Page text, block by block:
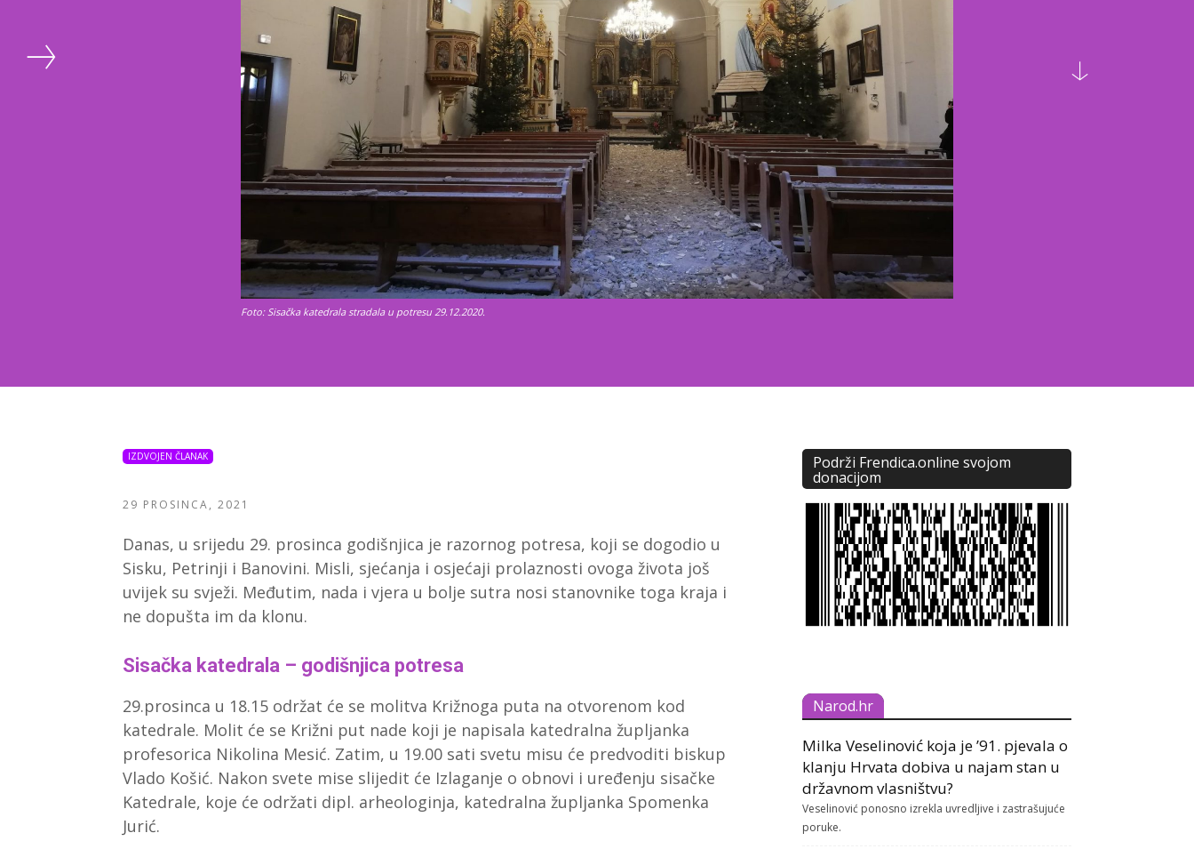
Foto: Sisačka katedrala stradala u potresu 29.12.2020.
IZDVOJEN ČLANAK
29 PROSINCA, 2021
Danas, u srijedu 29. prosinca godišnjica je razornog potresa, koji se dogodio u
Sisku, Petrinji i Banovini. Misli, sjećanja i osjećaji prolaznosti ovoga života još
uvijek su svježi. Međutim, nada i vjera u bolje sutra nosi stanovnike toga kraja i
ne dopušta im da klonu.
Sisačka katedrala – godišnjica potresa
29.prosinca u 18.15 održat će se molitva Križnoga puta na otvorenom kod
katedrale. Molit će se Križni put nade koji je napisala katedralna župljanka
profesorica Nikolina Mesić. Zatim, u 19.00 sati svetu misu će predvoditi biskup
Vlado Košić. Nakon svete mise slijedit će Izlaganje o obnovi i uređenju sisačke
Katedrale, koje će održati dipl. arheologinja, katedralna župljanka Spomenka
Jurić.
Podrži Frendica.online svojom
donacijom
Narod.hr
Milka Veselinović koja je ’91. pjevala o
klanju Hrvata dobiva u najam stan u
državnom vlasništvu?
Veselinović ponosno izrekla uvredljive i zastrašujuće
poruke.